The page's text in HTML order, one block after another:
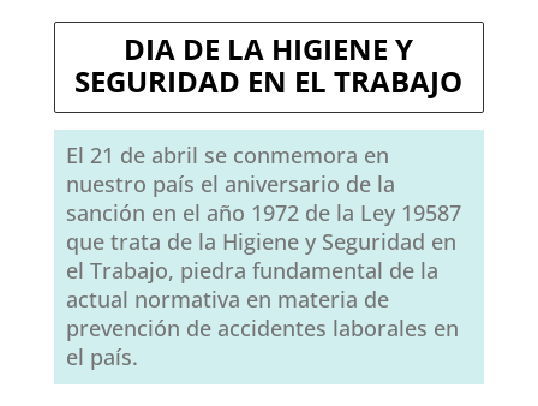
DIA DE LA HIGIENE Y
SEGURIDAD EN EL TRABAJO
El 21 de abril se conmemora en
nuestro país el aniversario de la
sanción en el año 1972 de la Ley 19587
que trata de la Higiene y Seguridad en
el Trabajo, piedra fundamental de la
actual normativa en materia de
prevención de accidentes laborales en
el país.